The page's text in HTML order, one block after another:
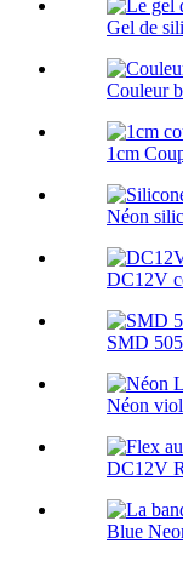
Gel de
Couleur
1cm
Néon
DC12V
SMD
Néon
DC12V
Blue